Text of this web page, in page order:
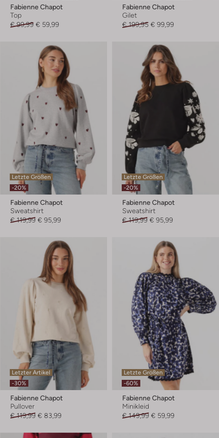
Fabienne Chapot
Top
€ 99,99 € 59,99
Fabienne Chapot
Gilet
€ 199,95 € 99,99
Letzte Größen
-20%
Fabienne Chapot
Sweatshirt
€ 119,99 € 95,99
Letzte Größen
-20%
Fabienne Chapot
Sweatshirt
€ 119,99 € 95,99
Letzter Artikel
-30%
Fabienne Chapot
Pullover
€ 119,99 € 83,99
Letzte Größen
-60%
Fabienne Chapot
Minikleid
€ 149,99 € 59,99